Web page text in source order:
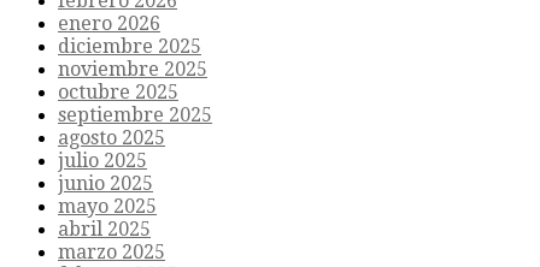
enero 2026
diciembre 2025
noviembre 2025
octubre 2025
septiembre 2025
agosto 2025
julio 2025
junio 2025
mayo 2025
abril 2025
marzo 2025